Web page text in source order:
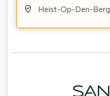
Heist-Op-Den-Berg